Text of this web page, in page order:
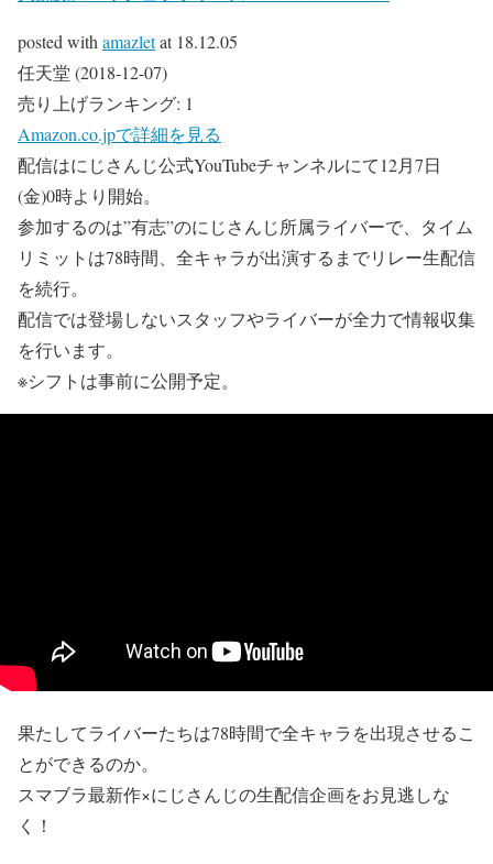
posted with amazletat 18.12.05
任天堂 (2018-12-07)
売り上げランキング: 1
Amazon.co.jpで詳細を見る
配信はにじさんじ公式YouTubeチャンネルにて12月7日
(金)0時より開始。
参加するのは”有志”のにじさんじ所属ライバーで、タイム
リミットは78時間、全キャラが出演するまでリレー生配信
を続行。
配信では登場しないスタッフやライバーが全力で情報収集
を行います。
※シフトは事前に公開予定。
果たしてライバーたちは78時間で全キャラを出現させるこ
とができるのか。
スマブラ最新作×にじさんじの生配信企画をお見逃しな
く！